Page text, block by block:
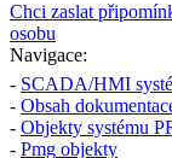
Chci zaslat
osobu
Navigace:
- SCADA/HMI
- Obsah
- Objekty systému
- Pmg objekty